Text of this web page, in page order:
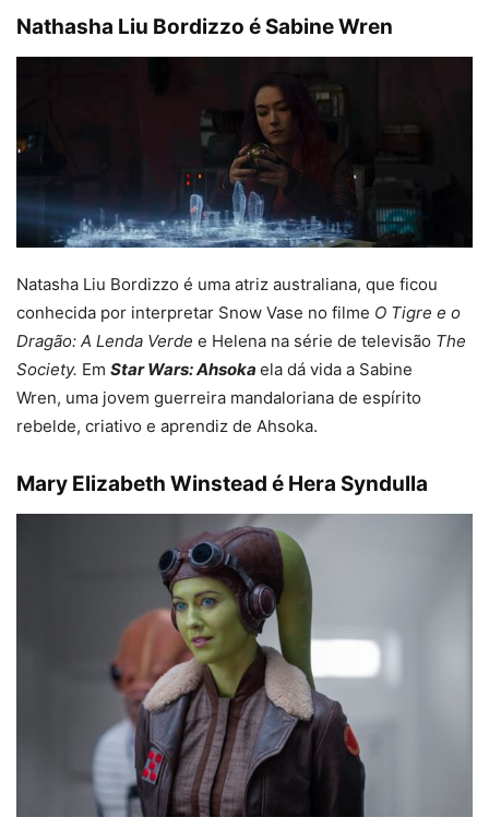
Nathasha Liu Bordizzo é Sabine Wren
Natasha Liu Bordizzo é uma atriz australiana, que ficou
conhecida por interpretar Snow Vase no filme O Tigre e o
Dragão: A Lenda Verde e Helena na série de televisão The
Society. Em Star Wars: Ahsoka ela dá vida a Sabine
Wren, uma jovem guerreira mandaloriana de espírito
rebelde, criativo e aprendiz de Ahsoka.
Mary Elizabeth Winstead é Hera Syndulla